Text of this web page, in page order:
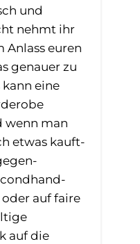
und
nehmt ihr
Anlass euren
genauer zu
eine
wenn man
etwas kauft-
auf faire
auf die